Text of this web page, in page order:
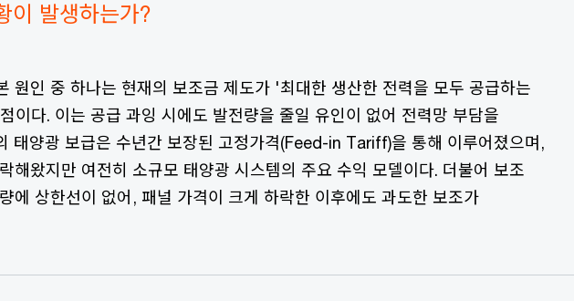
이 발생하는가?
원인 중 하나는 현재의 보조금 제도가 '최대한 생산한 전력을 모두 공급하는
이다. 이는 공급 과잉 시에도 발전량을 줄일 유인이 없어 전력망 부담을
태양광 보급은 수년간 보장된 고정가격(Feed-in Tariff)을 통해 이루어졌으며,
해왔지만 여전히 소규모 태양광 시스템의 주요 수익 모델이다. 더불어 보조
에 상한선이 없어, 패널 가격이 크게 하락한 이후에도 과도한 보조가